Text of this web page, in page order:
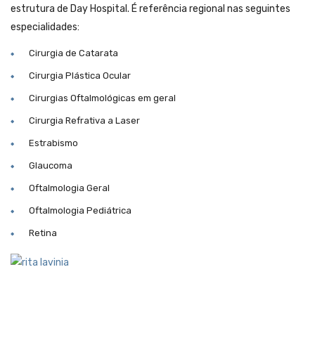
estrutura de Day Hospital. É referência regional nas seguintes
especialidades:
Cirurgia de Catarata
Cirurgia Plástica Ocular
Cirurgias Oftalmológicas em geral
Cirurgia Refrativa a Laser
Estrabismo
Glaucoma
Oftalmologia Geral
Oftalmologia Pediátrica
Retina